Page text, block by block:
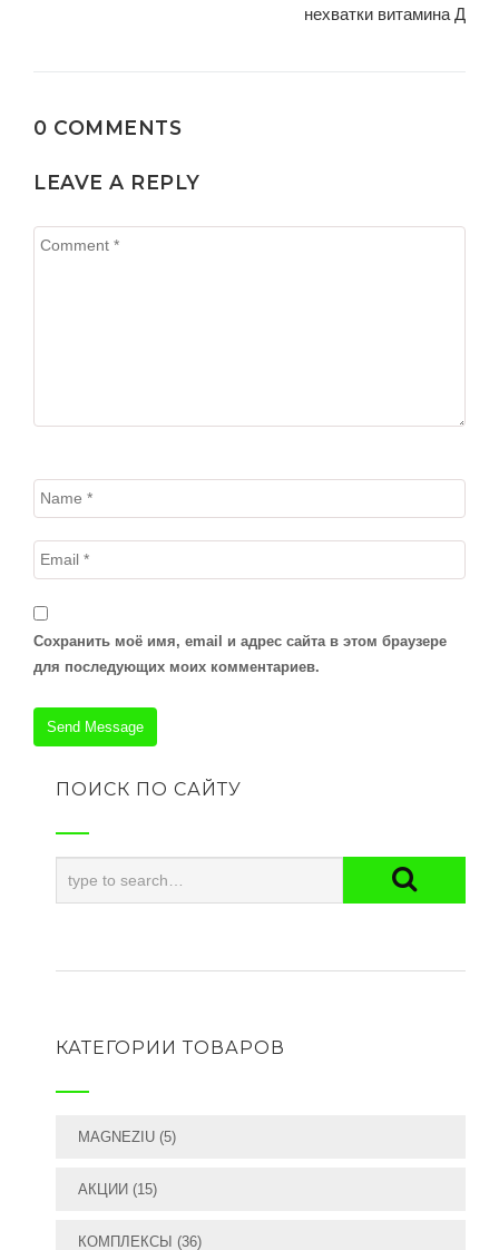
нехватки витамина Д
0 COMMENTS
LEAVE A REPLY
Сохранить моё имя, email и адрес сайта в этом браузере
для последующих моих комментариев.
ПОИСК ПО САЙТУ
КАТЕГОРИИ ТОВАРОВ
MAGNEZIU (5)
АКЦИИ (15)
КОМПЛЕКСЫ (36)